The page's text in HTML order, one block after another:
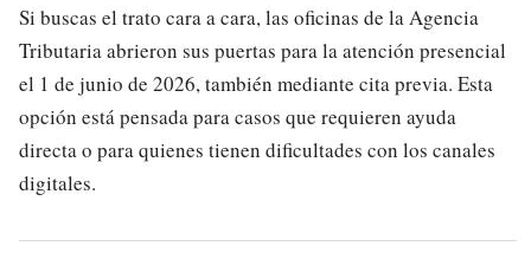
Si buscas el trato cara a cara, las oficinas de la Agencia
Tributaria abrieron sus puertas para la atención presencial
el 1 de junio de 2026, también mediante cita previa. Esta
opción está pensada para casos que requieren ayuda
directa o para quienes tienen dificultades con los canales
digitales.